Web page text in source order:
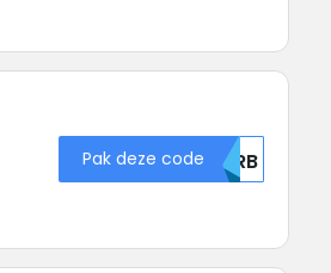
Pak deze code VFRB